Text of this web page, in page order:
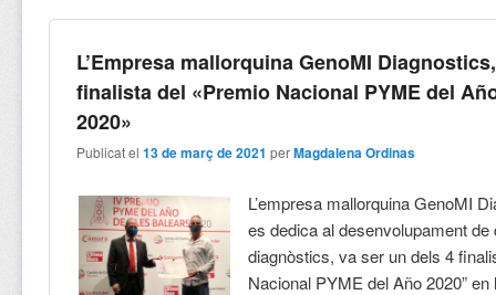
L’Empresa mallorquina GenoMI Diagnostics,
finalista del «Premio Nacional PYME del
2020»
Publicat el13 de març de 2021 perMagdalena Ordinas
L’empresa mallorquina GenoMI
es dedica al desenvolupament de
diagnòstics, va ser un dels 4
Nacional PYME del Año 2020”